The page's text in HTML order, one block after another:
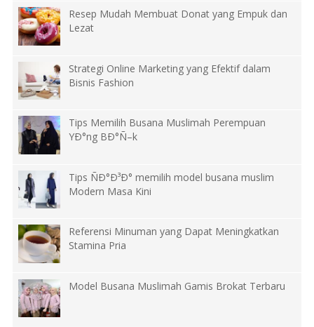
Resep Mudah Membuat Donat yang Empuk dan
Lezat
Strategi Online Marketing yang Efektif dalam
Bisnis Fashion
Tips Memilih Busana Muslimah Perempuan
YÐ°ng BÐ°Ñ–k
Tips ÑÐ°Ð³Ð° memilih model busana muslim
Modern Masa Kini
Referensi Minuman yang Dapat Meningkatkan
Stamina Pria
Model Busana Muslimah Gamis Brokat Terbaru